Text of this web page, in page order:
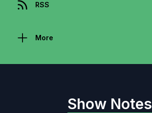
RSS
More
Show Notes